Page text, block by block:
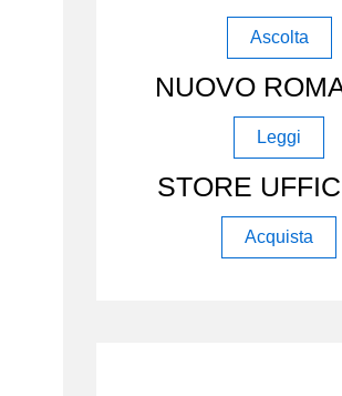
Ascolta
NUOVO
Leggi
STORE
Acquista